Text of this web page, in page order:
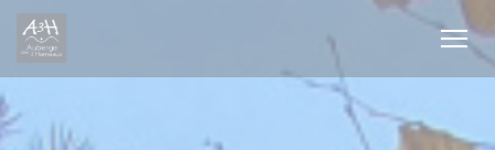
Cookie管理面板